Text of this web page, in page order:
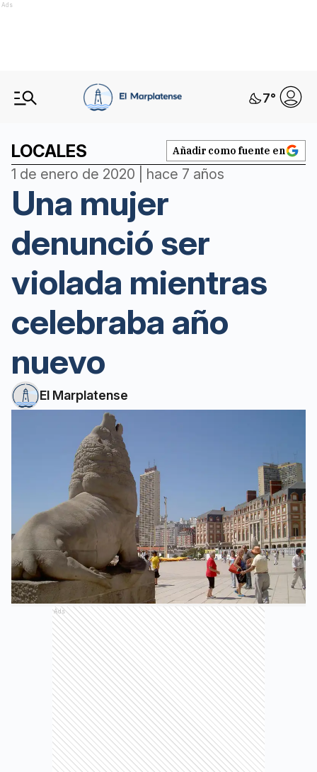
Ads
7°
LOCALES Añadir como fuente en
1 de enero de 2020 | hace 7 años
Una mujer
denunció ser
violada mientras
celebraba año
nuevo
El Marplatense
Ads